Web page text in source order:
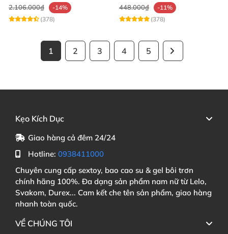
2.106.000₫
-14%
(378)
448.000₫
-11%
(378)
1 2 3 4 5
Kẹo Kích Dục
Giao hàng cả đêm 24/24
Hotline: 0938411000
Chuyên cung cấp sextoy, bao cao su & gel bôi trơn
chính hãng 100%. Đa dạng sản phẩm nam nữ từ Lelo,
Svakom, Durex... Cam kết che tên sản phẩm, giao hàng
nhanh toàn quốc.
VỀ CHÚNG TÔI